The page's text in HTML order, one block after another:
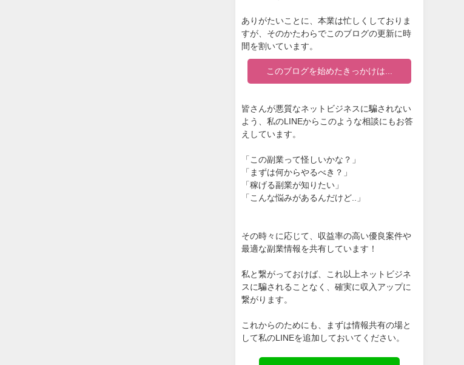
ありがたいことに、本業は忙しくしておりま
すが、そのかたわらでこのブログの更新に時
間を割いています。
このブログを始めたきっかけは...
皆さんが悪質なネットビジネスに騙されない
よう、私のLINEからこのような相談にもお答
えしています。
「この副業って怪しいかな？」
「まずは何からやるべき？」
「稼げる副業が知りたい」
「こんな悩みがあるんだけど..」
その時々に応じて、収益率の高い優良案件や
最適な副業情報を共有しています！
私と繋がっておけば、これ以上ネットビジネ
スに騙されることなく、確実に収入アップに
繋がります。
これからのためにも、まずは情報共有の場と
して私のLINEを追加しておいてください。